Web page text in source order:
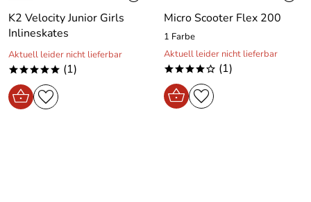
K2 Velocity Junior Girls
Inlineskates
Aktuell leider nicht lieferbar
***** (1)
Micro Scooter Flex 200
1 Farbe
Aktuell leider nicht lieferbar
****o (1)